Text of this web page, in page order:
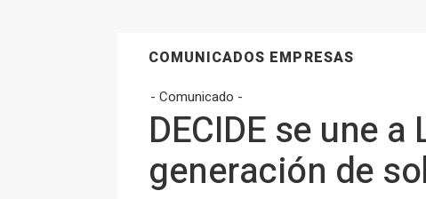
COMUNICADOS EMPRESAS
- Comunicado -
DECIDE se une
generación de